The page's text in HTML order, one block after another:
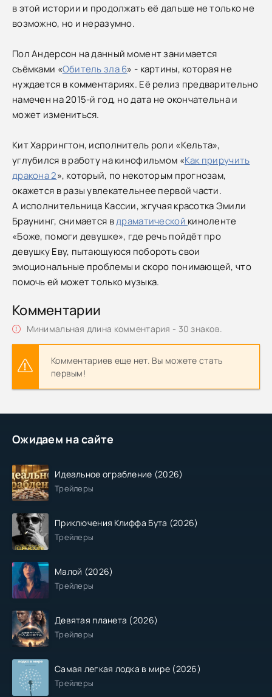
Ожидаем на сайте
Идеальное ограбление (2026)
Трейлеры
Приключения Клиффа Бута (2026)
Трейлеры
Малой (2026)
Трейлеры
Девятая планета (2026)
Трейлеры
Самая легкая лодка в мире (2026)
Трейлеры
в этой истории и продолжать её дальше не только не
возможно, но и неразумно.
Пол Андерсон на данный момент занимается
съёмками «Обитель зла 6» - картины, которая не
нуждается в комментариях. Её релиз предварительно
намечен на 2015-й год, но дата не окончательна и
может измениться.
Кит Харрингтон, исполнитель роли «Кельта»,
углубился в работу на кинофильмом «Как приручить
дракона 2», который, по некоторым прогнозам,
окажется в разы увлекательнее первой части.
А исполнительница Кассии, жгучая красотка Эмили
Браунинг, снимается вдраматической киноленте
«Боже, помоги девушке», где речь пойдёт про
девушку Еву, пытающуюся побороть свои
эмоциональные проблемы и скоро понимающей, что
помочь ей может только музыка.
Комментарии
Минимальная длина комментария - 30 знаков.
Комментариев еще нет. Вы можете стать
первым!